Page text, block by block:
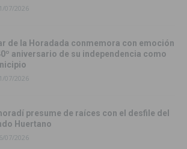
07/2026
de la Horadada conmemora con emoción
aniversario de su independencia como
07/2026
presume de raíces con el desfile del
Huertano
07/2026